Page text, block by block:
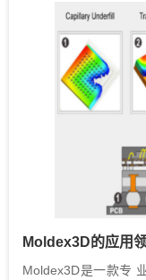
Moldex3D的应用
Moldex3D是一款专